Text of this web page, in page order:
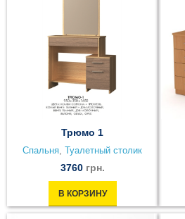
Трюмо 1
Спальня, Туалетный столик
3760 грн.
В КОРЗИНУ